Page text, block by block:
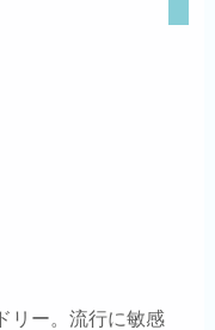
リー。流行に敏感